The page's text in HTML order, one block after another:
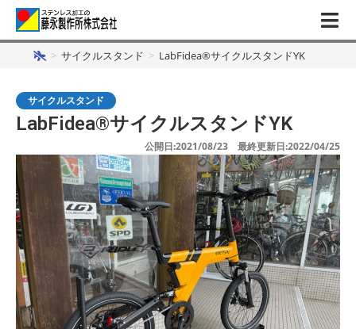
> サイクルスタンド > LabFidea®サイクルスタンドYK
サイクルスタンド
LabFidea®サイクルスタンドYK
公開日:2021/08/23 最終更新日:2022/04/25